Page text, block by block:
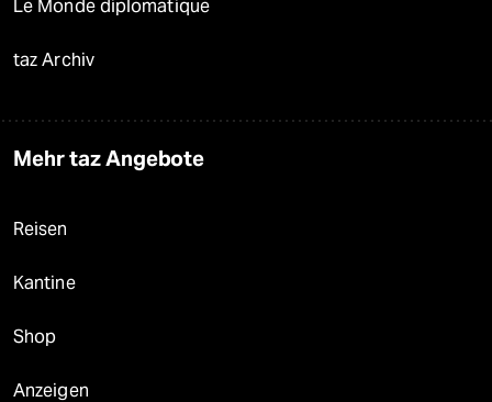
Le Monde diplomatique
taz Archiv
Mehr taz Angebote
Reisen
Kantine
Shop
Anzeigen